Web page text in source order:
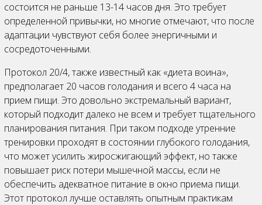
состоится не раньше 13-14 часов дня. Это требует
определенной привычки, но многие отмечают, что после
адаптации чувствуют себя более энергичными и
сосредоточенными.
Протокол 20/4, также известный как «диета воина»,
предполагает 20 часов голодания и всего 4 часа на
прием пищи. Это довольно экстремальный вариант,
который подходит далеко не всем и требует тщательного
планирования питания. При таком подходе утренние
тренировки проходят в состоянии глубокого голодания,
что может усилить жиросжигающий эффект, но также
повышает риск потери мышечной массы, если не
обеспечить адекватное питание в окно приема пищи.
Этот протокол лучше оставлять опытным практикам